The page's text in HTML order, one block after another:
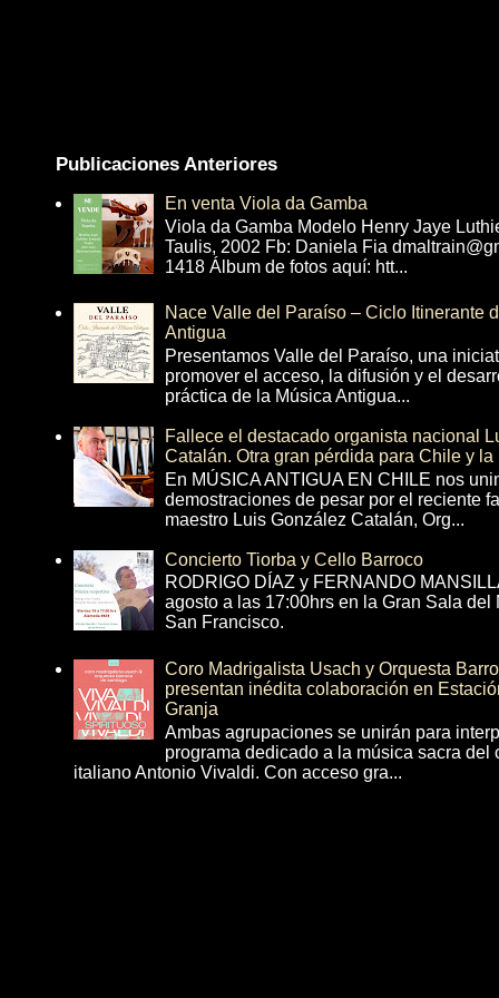
Publicaciones Anteriores
En venta Viola da Gamba
Viola da Gamba Modelo Henry Jaye
Taulis, 2002 Fb: Daniela Fia
1418 Álbum de fotos aquí: htt...
Nace Valle del Paraíso – Ciclo Itinerante
Antigua
Presentamos Valle del Paraíso, una
promover el acceso, la difusión y el
práctica de la Música Antigua...
Fallece el destacado organista nacional
Catalán. Otra gran pérdida para Chile y la
En MÚSICA ANTIGUA EN CHILE nos
demostraciones de pesar por el reciente
maestro Luis González Catalán, Org...
Concierto Tiorba y Cello Barroco
RODRIGO DÍAZ y FERNANDO
agosto a las 17:00hrs en la Gran Sala
San Francisco.
Coro Madrigalista Usach y Orquesta
presentan inédita colaboración en
Granja
Ambas agrupaciones se unirán para
programa dedicado a la música sacra del
italiano Antonio Vivaldi. Con acceso gra...